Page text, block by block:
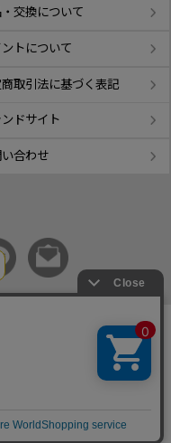
交換について
トについて
取引法に基づく表記
ドサイト
い合わせ